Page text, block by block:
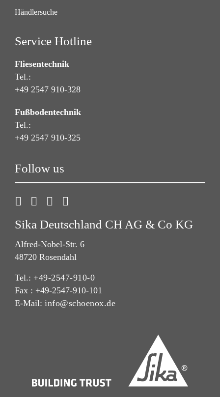
Händlersuche
Service Hotline
Fliesentechnik
Tel.:
+49 2547 910-328
Fußbodentechnik
Tel.:
+49 2547 910-325
Follow us
Sika Deutschland CH AG & Co KG
Alfred-Nobel-Str. 6
48720 Rosendahl
Tel.: +49-2547-910-0
Fax : +49-2547-910-101
E-Mail: info@schoenox.de